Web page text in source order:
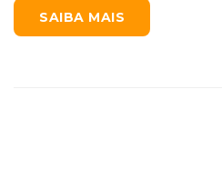
SAIBA MAIS